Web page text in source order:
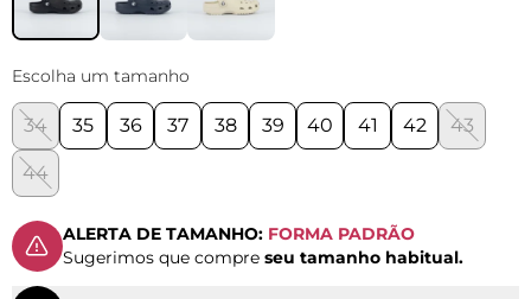
Escolha um tamanho
34 35 36 37 38 39 40 41 42 43
44
ALERTA DE TAMANHO: FORMA PADRÃO
Sugerimos que compre seu tamanho habitual.